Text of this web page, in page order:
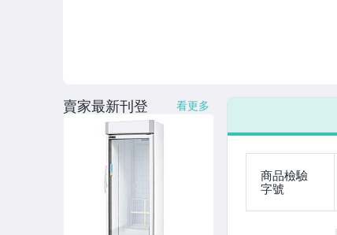
商品檢驗
字號
賣家最新刊登 看更多